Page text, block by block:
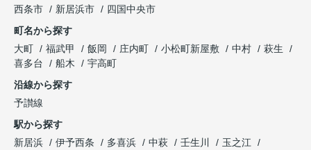
西条市
新居浜市
四国中央市
町名から探す
大町
福武甲 飯岡 庄内町 小松町新屋敷 中村
萩生
喜多台
船木
宇高町
沿線から探す
予讃線
駅から探す
新居浜
伊予西条 多喜浜 中萩 壬生川
玉之江